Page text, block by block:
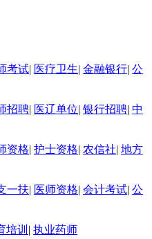
考试| 医疗卫生| 金融银行| 公
招聘| 医辽单位| 银行招聘| 中
资格| 护士资格| 农信社| 地方
一扶| 医师资格| 会计考试| 公
培训 | 执业药师